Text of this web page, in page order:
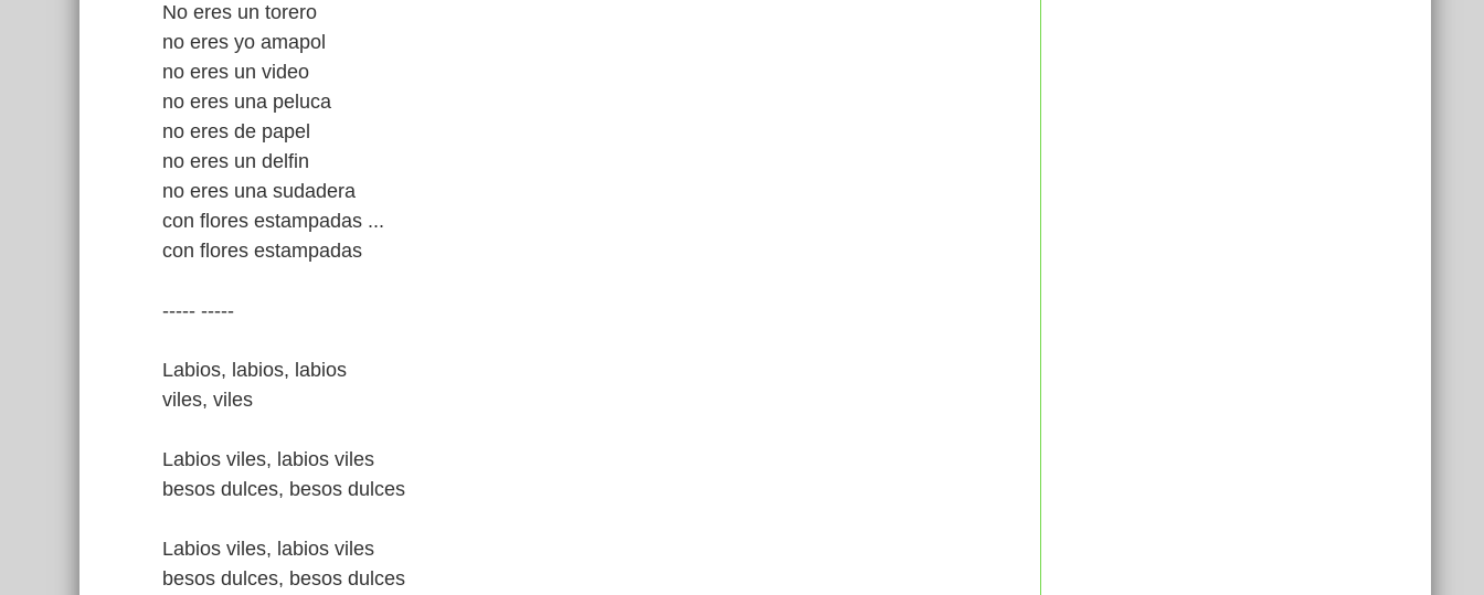
No eres un torero
no eres yo amapol
no eres un video
no eres una peluca
no eres de papel
no eres un delfin
no eres una sudadera
con flores estampadas ...
con flores estampadas
----- -----
Labios, labios, labios
viles, viles
Labios viles, labios viles
besos dulces, besos dulces
Labios viles, labios viles
besos dulces, besos dulces